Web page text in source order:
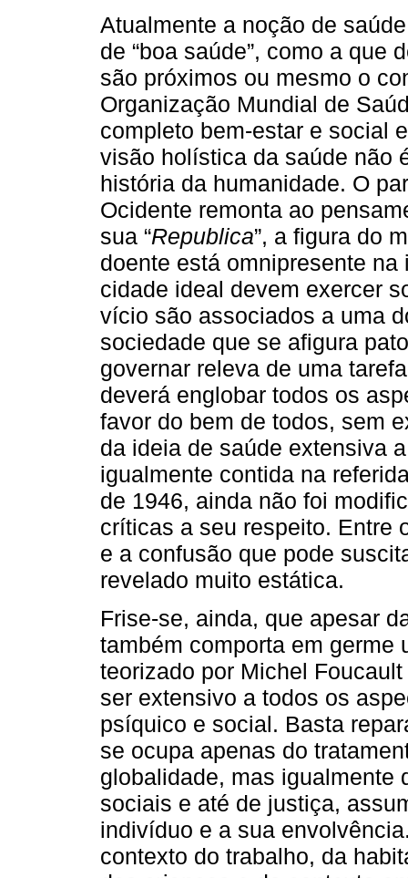
Atualmente a noção de
de “boa saúde”, como a que
são próximos ou mesmo o
Organização Mundial de
completo bem-estar e social
visão holística da saúde não
história da humanidade. O
Ocidente remonta ao
sua “Republica”, a figura do
doente está omnipresente
cidade ideal devem exercer
vício são associados a uma
sociedade que se afigura
governar releva de uma
deverá englobar todos os
favor do bem de todos, sem
da ideia de saúde extensiva
igualmente contida na
de 1946, ainda não foi
críticas a seu respeito. Entre
e a confusão que pode
revelado muito estática.
Frise-se, ainda, que apesar
também comporta em germe
teorizado por Michel
ser extensivo a todos os
psíquico e social. Basta
se ocupa apenas do
globalidade, mas igualmente
sociais e até de justiça,
indivíduo e a sua
contexto do trabalho, da